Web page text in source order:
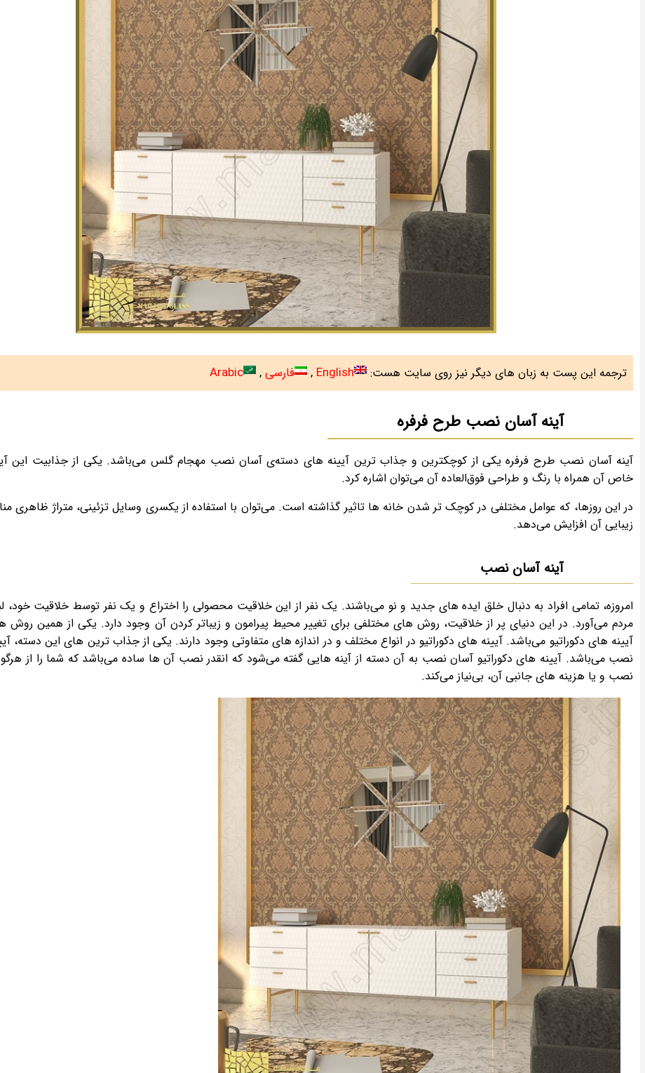
ترجمه این پست به زبان های دیگر نیز روی سایت هست: English فارسی Arabic
آینه آسان نصب طرح فرفره
آینه آسان نصب طرح فرفره یکی از کوچکترین و جذاب ترین آیینه های دسته‌ی آسان نصب مهجام گلس می‌باشد. یکی از جذابیت این
خاص آن همراه با رنگ و طراحی فوق‌العاده آن می‌توان اشاره کرد.
در این روزها، که عوامل مختلفی در کوچک تر شدن خانه ها تاثیر گذاشته است. می‌توان با استفاده از یکسری وسایل تزئینی، متراژ ظاهری
زیبایی آن افزایش می‌دهد.
آینه آسان نصب
امروزه، تمامی افراد به دنبال خلق ایده های جدید و نو می‌باشند. یک نفر از این خلاقیت محصولی را اختراع و یک نفر توسط خلاقیت خود،
مردم می‌آورد. در این دنیای پر از خلاقیت، روش های مختلفی برای تغییر محیط پیرامون و زیباتر کردن آن وجود دارد. یکی از همین روش
آیینه های دکوراتیو می‌باشد. آیینه های دکوراتیو در انواع مختلف و در اندازه های متفاوتی وجود دارند. یکی از جذاب ترین های این دسته،
نصب می‌باشد. آیینه های دکوراتیو آسان نصب به آن دسته از آینه هایی گفته می‌شود که انقدر نصب آن ها ساده می‌باشد که شما را از
نصب و یا هزینه های جانبی آن، بی‌نیاز می‌کند.